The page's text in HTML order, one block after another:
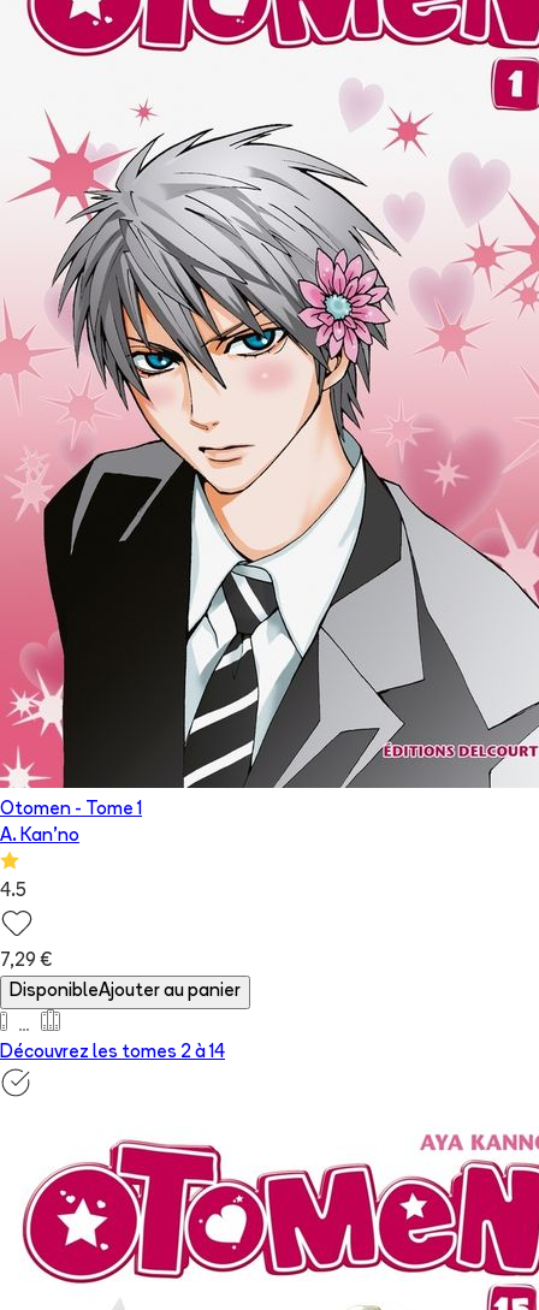
Otomen - Tome 1
A. Kan'no
4.5
7,29 €
DisponibleAjouter au panier
Découvrez les tomes 2 à 14